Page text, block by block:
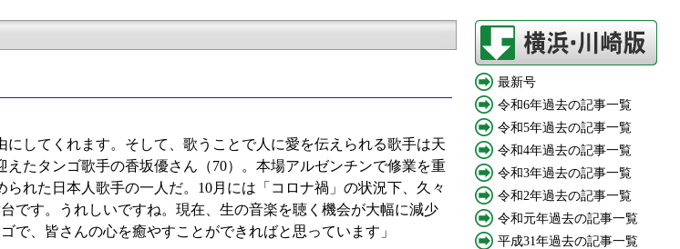
してくれます。そして、歌うことで人に愛を伝えられる歌手は天
たタンゴ歌手の香坂優さん（70）。本場アルゼンチンで修業を重
れた日本人歌手の一人だ。10月には「コロナ禍」の状況下、久々
です。うれしいですね。現在、生の音楽を聴く機会が大幅に減少
で、皆さんの心を癒やすことができればと思っています」
最新号
令和6年過去の記事一覧
令和5年過去の記事一覧
令和4年過去の記事一覧
令和3年過去の記事一覧
令和2年過去の記事一覧
令和元年過去の記事一覧
平成31年過去の記事一覧